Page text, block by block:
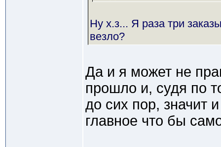
Ну х.з... Я раза три
везло?
Да и я может не
прошло и, судя по
до сих пор, значит
главное что бы